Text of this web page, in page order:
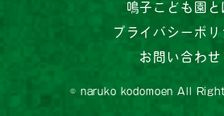
鳴子こども園と
プライバシーポリ
お問い合わせ
© naruko kodomoen All